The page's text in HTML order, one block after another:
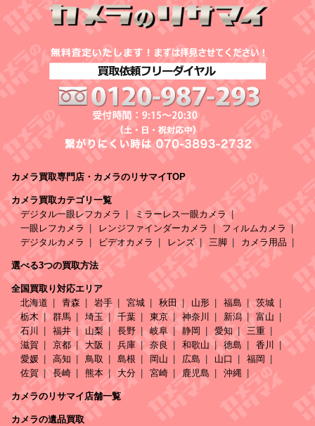
カメラ買取専門店・カメラのリサマイTOP
カメラ買取カテゴリ一覧
デジタル一眼レフカメラ
ミラーレス一眼カメラ
一眼レフカメラ
レンジファインダーカメラ
フィルムカメラ
デジタルカメラ
ビデオカメラ レンズ 三脚 カメラ用品
選べる3つの買取方法
全国買取り対応エリア
北海道
青森 岩手 宮城 秋田 山形 福島
茨城
栃木
群馬 埼玉 千葉 東京 神奈川 新潟
富山
石川
福井 山梨 長野 岐阜 静岡 愛知
三重
滋賀
京都 大阪 兵庫 奈良 和歌山 徳島
香川
愛媛
高知 鳥取 島根 岡山 広島 山口
福岡
佐賀
長崎 熊本 大分 宮崎 鹿児島 沖縄
カメラのリサマイ店舗一覧
カメラの遺品買取